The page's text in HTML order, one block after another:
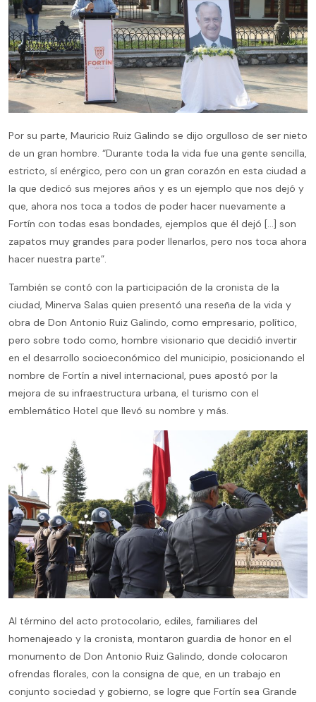
Por su parte, Mauricio Ruiz Galindo se dijo orgulloso de ser nieto
de un gran hombre. “Durante toda la vida fue una gente sencilla,
estricto, sí enérgico, pero con un gran corazón en esta ciudad a
la que dedicó sus mejores años y es un ejemplo que nos dejó y
que, ahora nos toca a todos de poder hacer nuevamente a
Fortín con todas esas bondades, ejemplos que él dejó […] son
zapatos muy grandes para poder llenarlos, pero nos toca ahora
hacer nuestra parte”.
También se contó con la participación de la cronista de la
ciudad, Minerva Salas quien presentó una reseña de la vida y
obra de Don Antonio Ruiz Galindo, como empresario, político,
pero sobre todo como, hombre visionario que decidió invertir
en el desarrollo socioeconómico del municipio, posicionando el
nombre de Fortín a nivel internacional, pues apostó por la
mejora de su infraestructura urbana, el turismo con el
emblemático Hotel que llevó su nombre y más.
Al término del acto protocolario, ediles, familiares del
homenajeado y la cronista, montaron guardia de honor en el
monumento de Don Antonio Ruiz Galindo, donde colocaron
ofrendas florales, con la consigna de que, en un trabajo en
conjunto sociedad y gobierno, se logre que Fortín sea Grande